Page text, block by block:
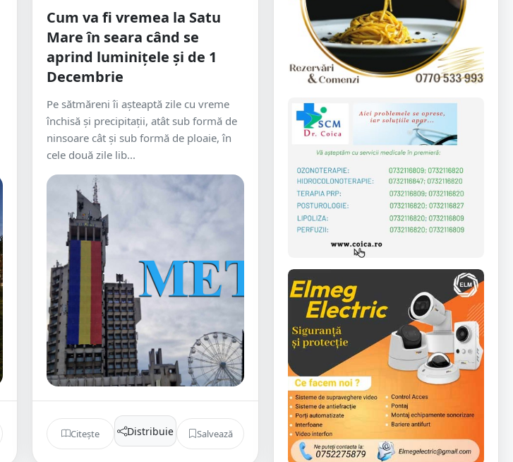
Cum va fi vremea la Satu
Mare în seara când se
aprind luminițele și de 1
Decembrie
Pe sătmăreni îi așteaptă zile cu vreme
închisă și precipitații, atât sub formă de
ninsoare cât și sub formă de ploaie, în
cele două zile lib...
Citește Distribuie Salvează